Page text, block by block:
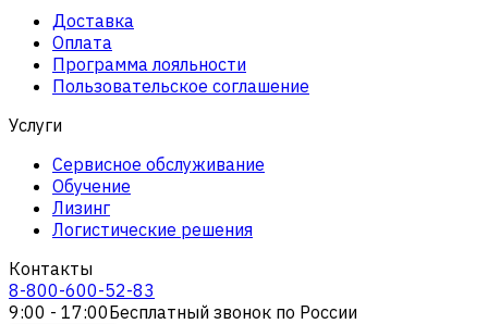
Доставка
Оплата
Программа лояльности
Пользовательское соглашение
Услуги
Сервисное обслуживание
Обучение
Лизинг
Логистические решения
Контакты
8-800-600-52-83
9:00 - 17:00Бесплатный звонок по России